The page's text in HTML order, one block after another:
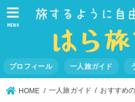
MENU
プロフィール 一人旅ガイド
HOME 一人旅ガイド おすすめ